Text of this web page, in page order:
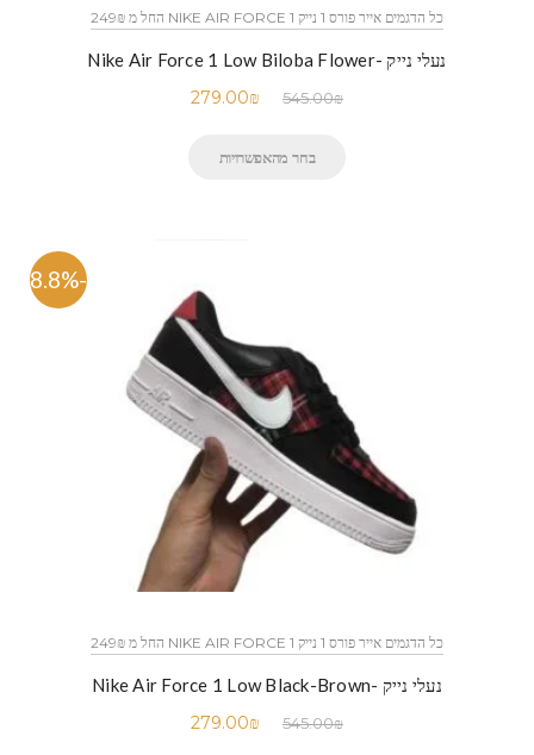
כל הדגמים אייר פורס 1 נייק NIKE AIR FORCE 1 החל מ 249₪
נעלי נייק -Nike Air Force 1 Low Biloba Flower
545.00₪
279.00₪
בחר מהאפשרויות
-48.8%
כל הדגמים אייר פורס 1 נייק NIKE AIR FORCE 1 החל מ 249₪
נעלי נייק -Nike Air Force 1 Low Black-Brown
545.00₪
279.00₪